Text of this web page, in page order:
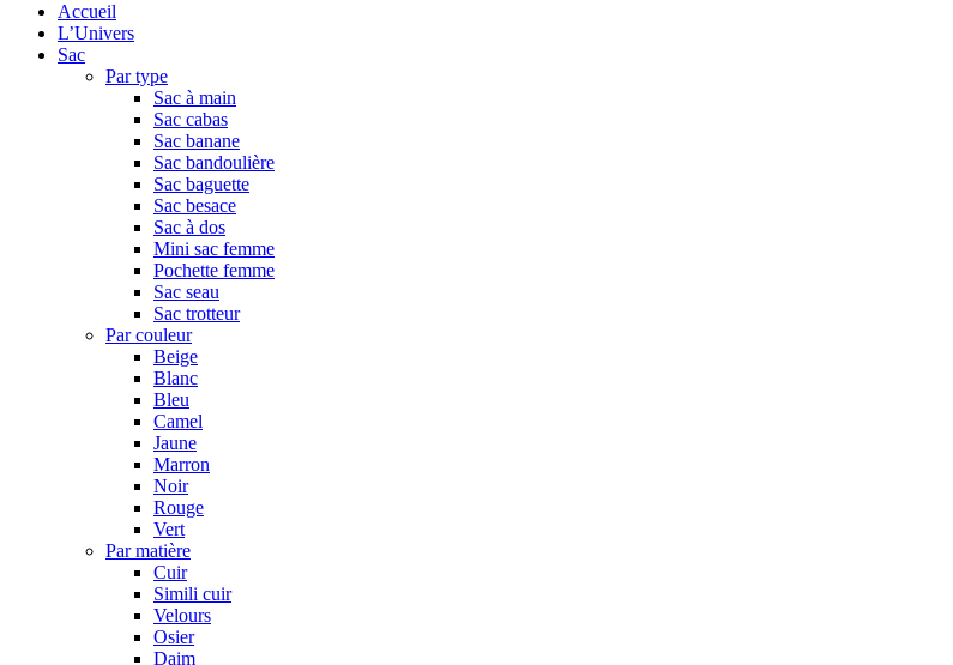
Accueil
L’Univers
Sac
Par type
Sac à main
Sac cabas
Sac banane
Sac bandoulière
Sac baguette
Sac besace
Sac à dos
Mini sac femme
Pochette femme
Sac seau
Sac trotteur
Par couleur
Beige
Blanc
Bleu
Camel
Jaune
Marron
Noir
Rouge
Vert
Par matière
Cuir
Simili cuir
Velours
Osier
Daim